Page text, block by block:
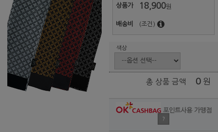
상품가 18,900원
배송비 (조건)
색상
총 상품 금액 0 원
포인트사용 가맹점
?